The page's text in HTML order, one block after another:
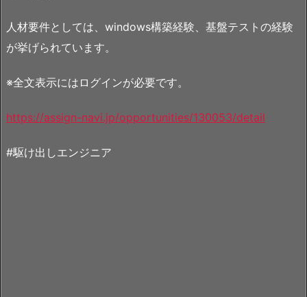
人材要件としては、windows構築経験、基盤テストの経験
が挙げられています。
※全文表示にはログインが必要です。
https://assign-navi.jp/opportunities/130053/detail
#駆け出しエンジニア